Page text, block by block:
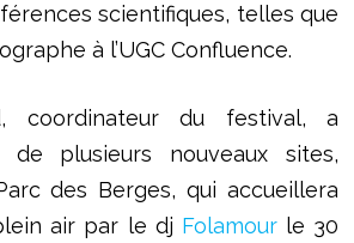
scientifiques, telles que
à l’UGC Confluence.
coordinateur du festival, a
de plusieurs nouveaux sites,
des Berges, qui accueillera
air par le dj Folamourle 30